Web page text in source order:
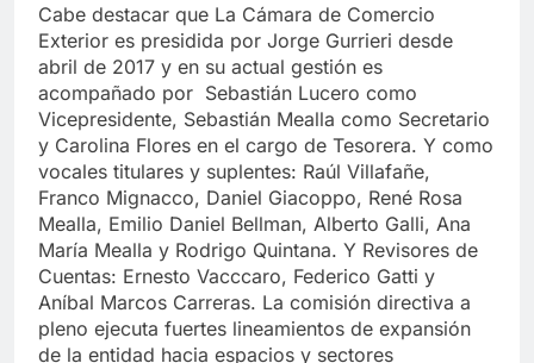
Cabe destacar que La Cámara de Comercio
Exterior es presidida por Jorge Gurrieri desde
abril de 2017 y en su actual gestión es
acompañado por Sebastián Lucero como
Vicepresidente, Sebastián Mealla como Secretario
y Carolina Flores en el cargo de Tesorera. Y como
vocales titulares y suplentes: Raúl Villafañe,
Franco Mignacco, Daniel Giacoppo, René Rosa
Mealla, Emilio Daniel Bellman, Alberto Galli, Ana
María Mealla y Rodrigo Quintana. Y Revisores de
Cuentas: Ernesto Vacccaro, Federico Gatti y
Aníbal Marcos Carreras. La comisión directiva a
pleno ejecuta fuertes lineamientos de expansión
de la entidad hacia espacios y sectores